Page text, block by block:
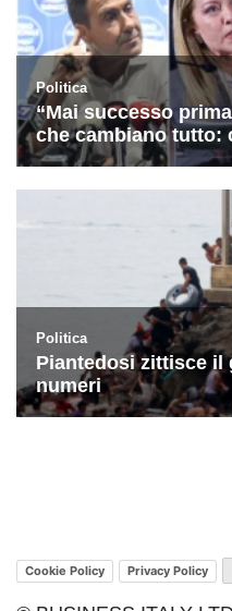
Cookie Policy Privacy Policy